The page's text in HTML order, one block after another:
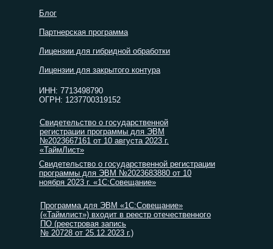
ИНН: 7713498790
ОГРН: 1237700319152
Свидетельство о государственной
регистрации программы для ЭВМ
№2023667161 от 10 августа 2023 г.
«ТаймЛист»
Свидетельство о государственной регистрации
программы для ЭВМ №2023683880 от 10
ноября 2023 г. «1С:Совещание»
Программа для ЭВМ «1С:Совещание»
(«Таймлист») входит в реестр отечественного
ПО (реестровая запись
№ 20728 от 25.12.2023 г.)
Блог
Лицензии для гибридной обработки
Партнерская программа
Лицензии для закрытого контура